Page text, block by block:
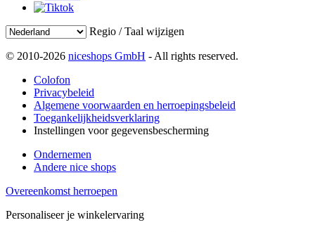
Regio / Taal wijzigen
© 2010-2026 niceshops GmbH - All rights reserved.
Colofon
Privacybeleid
Algemene voorwaarden en herroepingsbeleid
Toegankelijkheidsverklaring
Instellingen voor gegevensbescherming
Ondernemen
Andere nice shops
Overeenkomst herroepen
Personaliseer je winkelervaring